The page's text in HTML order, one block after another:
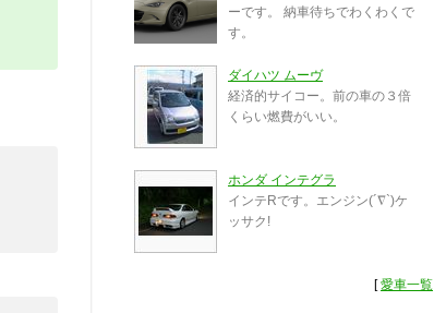
ーです。 納車待ちでわくわくで
す。
ダイハツ ムーヴ
経済的サイコー。前の車の３倍
くらい燃費がいい。
ホンダ インテグラ
インテRです。エンジン(´∇`)ケ
ッサク!
[愛車一覧